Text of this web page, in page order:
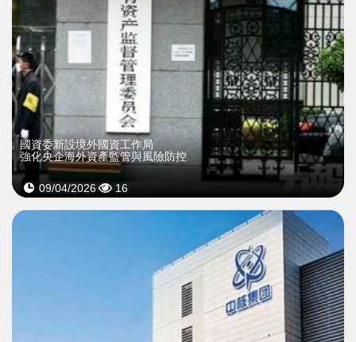
國資委新設境外國資工作局
強化央企海外資產監管與風險防控
09/04/2026 16